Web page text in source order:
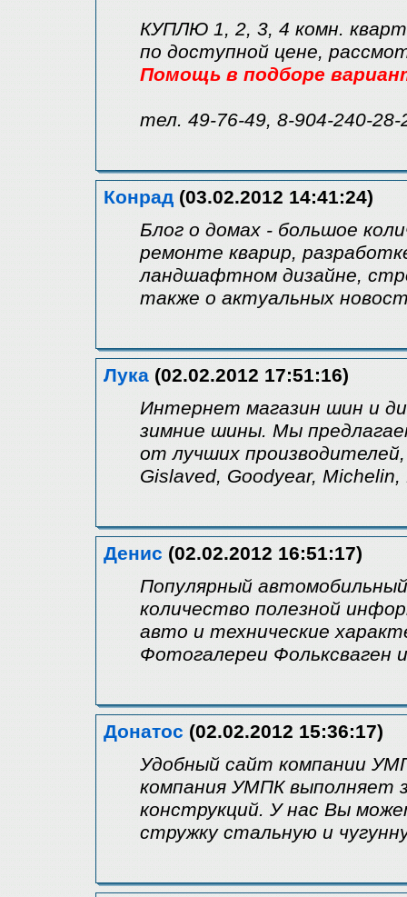
КУПЛЮ 1, 2, 3, 4 комн.
по доступной цене,
Помощь в подборе
тел. 49-76-49, 8-904-240-28-
Конрад (03.02.2012 14:41:24)
Блог о домах - большое
ремонте кварир,
ландшафтном дизайне,
также о актуальных
Лука (02.02.2012 17:51:16)
Интернет магазин шин и
зимние шины. Мы
от лучших
Gislaved, Goodyear,
Денис (02.02.2012 16:51:17)
Популярный
количество полезной
авто и технические
Фотогалереи Фольксваген
Донатос (02.02.2012 15:36:17)
Удобный сайт компании
компания УМПК выполняет
конструкций. У нас Вы
стружку стальную и